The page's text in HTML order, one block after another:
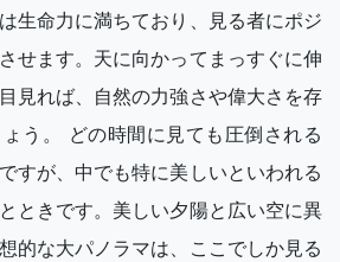
生命力に満ちており、見る者にポジ
せます。天に向かってまっすぐに伸
見れば、自然の力強さや偉大さを存
う。 どの時間に見ても圧倒される
すが、中でも特に美しいといわれる
ときです。美しい夕陽と広い空に異
的な大パノラマは、ここでしか見る